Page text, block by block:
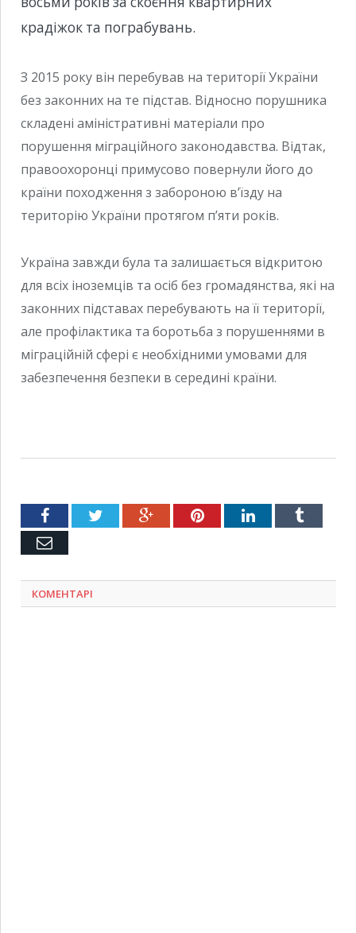
крадіжок та пограбувань.
З 2015 року він перебував на території України
без законних на те підстав. Відносно порушника
складені аміністративні матеріали про
порушення міграційного законодавства. Відтак,
правоохоронці примусово повернули його до
країни походження з забороною в’їзду на
територію України протягом п’яти років.
Україна завжди була та залишається відкритою
для всіх іноземців та осіб без громадянства, які на
законних підставах перебувають на її території,
але профілактика та боротьба з порушеннями в
міграційній сфері є необхідними умовами для
забезпечення безпеки в середині країни.
FacebookTwitter Google+PinterestLinkedInTumblr
Емейл
КОМЕНТАРІ